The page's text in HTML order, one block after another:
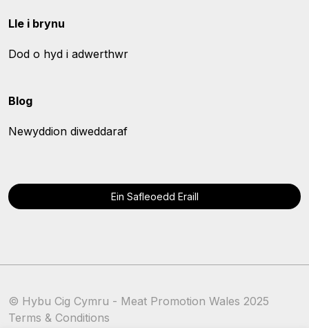
Lle i brynu
Dod o hyd i adwerthwr
Blog
Newyddion diweddaraf
Ein Safleoedd Eraill
© Hybu Cig Cymru - Meat Promotion Wales 2025
Terms & Conditions